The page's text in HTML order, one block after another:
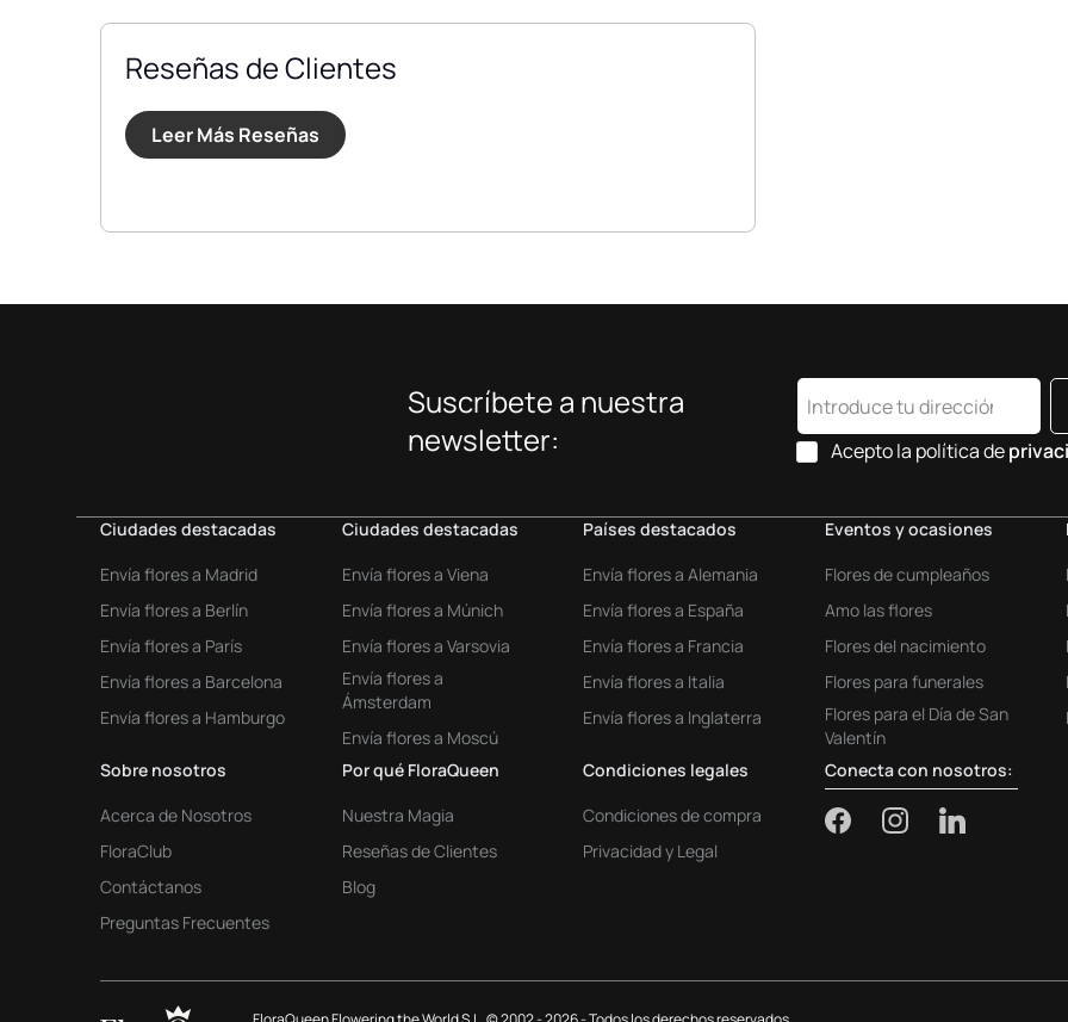
Reseñas de Clientes
Leer Más Reseñas
Suscríbete a nuestra
newsletter:
Acepto la política de
Ciudades destacadas
Envía flores a Madrid
Envía flores a Berlín
Envía flores a París
Envía flores a Barcelona
Envía flores a Hamburgo
Ciudades destacadas
Envía flores a Viena
Envía flores a Múnich
Envía flores a Varsovia
Envía flores a
Ámsterdam
Envía flores a Moscú
Países destacados
Envía flores a Alemania
Envía flores a España
Envía flores a Francia
Envía flores a Italia
Envía flores a Inglaterra
Eventos y ocasiones
Flores de cumpleaños
Amo las flores
Flores del nacimiento
Flores para funerales
Flores para el Día de San
Valentín
Sobre nosotros
Acerca de Nosotros
FloraClub
Contáctanos
Preguntas Frecuentes
Por qué FloraQueen
Nuestra Magia
Reseñas de Clientes
Blog
Condiciones legales
Condiciones de compra
Privacidad y Legal
Conecta con nosotros: